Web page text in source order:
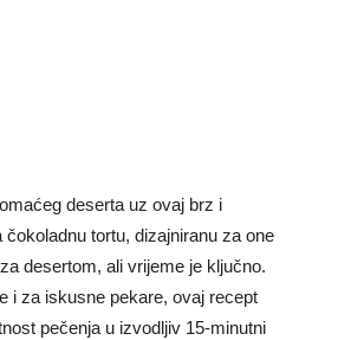
deserta uz ovaj brz i
tortu, dizajniranu za one
desertom, ali vrijeme je ključno.
i za iskusne pekare, ovaj recept
pečenja u izvodljiv 15-minutni